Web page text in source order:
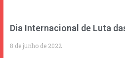
Dia Internacional de Luta
8 de junho de 2022